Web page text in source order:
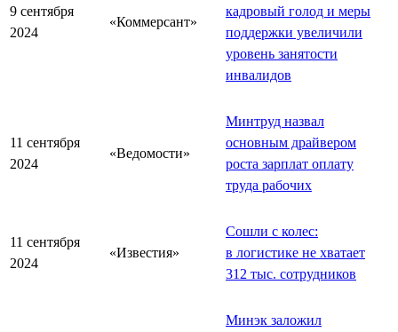
9 сентября
2024
«Коммерсант»
кадровый голод и меры
поддержки увеличили
уровень занятости
инвалидов
11 сентября
2024
«Ведомости»
Минтруд назвал
основным драйвером
роста зарплат оплату
труда рабочих
11 сентября
2024
«Известия»
Сошли с колес:
в логистике не хватает
312 тыс. сотрудников
Минэк заложил